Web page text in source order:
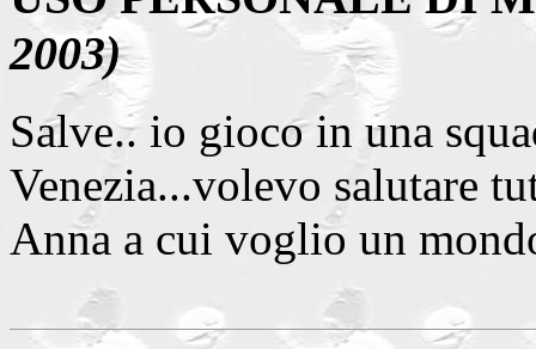
2003)
Salve.. io gioco in una
Venezia...volevo salutare
Anna a cui voglio un